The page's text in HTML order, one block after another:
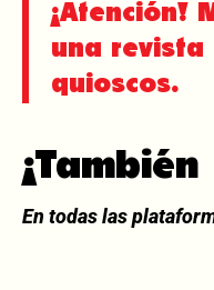
¡Atención!
una revista
quioscos.
En todas las